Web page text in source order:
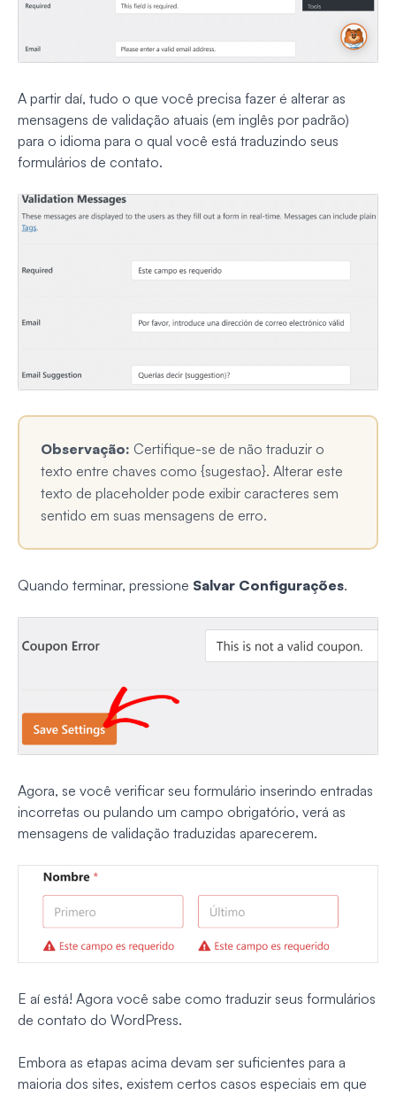
A partir daí, tudo o que você precisa fazer é alterar as
mensagens de validação atuais (em inglês por padrão)
para o idioma para o qual você está traduzindo seus
formulários de contato.
Observação: Certifique-se de não traduzir o
texto entre chaves como {sugestao}. Alterar este
texto de placeholder pode exibir caracteres sem
sentido em suas mensagens de erro.
Quando terminar, pressione Salvar Configurações.
Agora, se você verificar seu formulário inserindo entradas
incorretas ou pulando um campo obrigatório, verá as
mensagens de validação traduzidas aparecerem.
E aí está! Agora você sabe como traduzir seus formulários
de contato do WordPress.
Embora as etapas acima devam ser suficientes para a
maioria dos sites, existem certos casos especiais em que